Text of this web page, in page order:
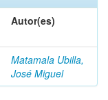
Autor(es)
Matamala Ubilla,
José Miguel